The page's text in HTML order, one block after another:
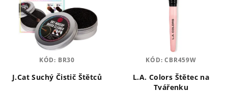
J.Cat Suchý Čistič Štětců
KÓD: BR30
L.A. Colors Štětec na
Tvářenku
KÓD:CBR459W